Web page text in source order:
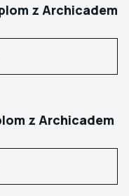
z Archicadem
z Archicadem